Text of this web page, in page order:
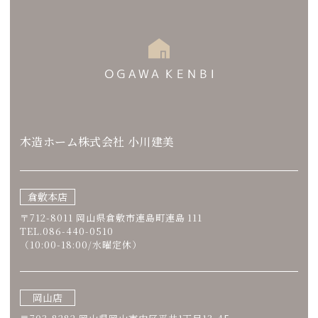
木造ホーム株式会社 小川建美
倉敷本店
〒712-8011 岡山県倉敷市連島町連島 111
TEL.086-440-0510
（10:00-18:00/水曜定休）
岡山店